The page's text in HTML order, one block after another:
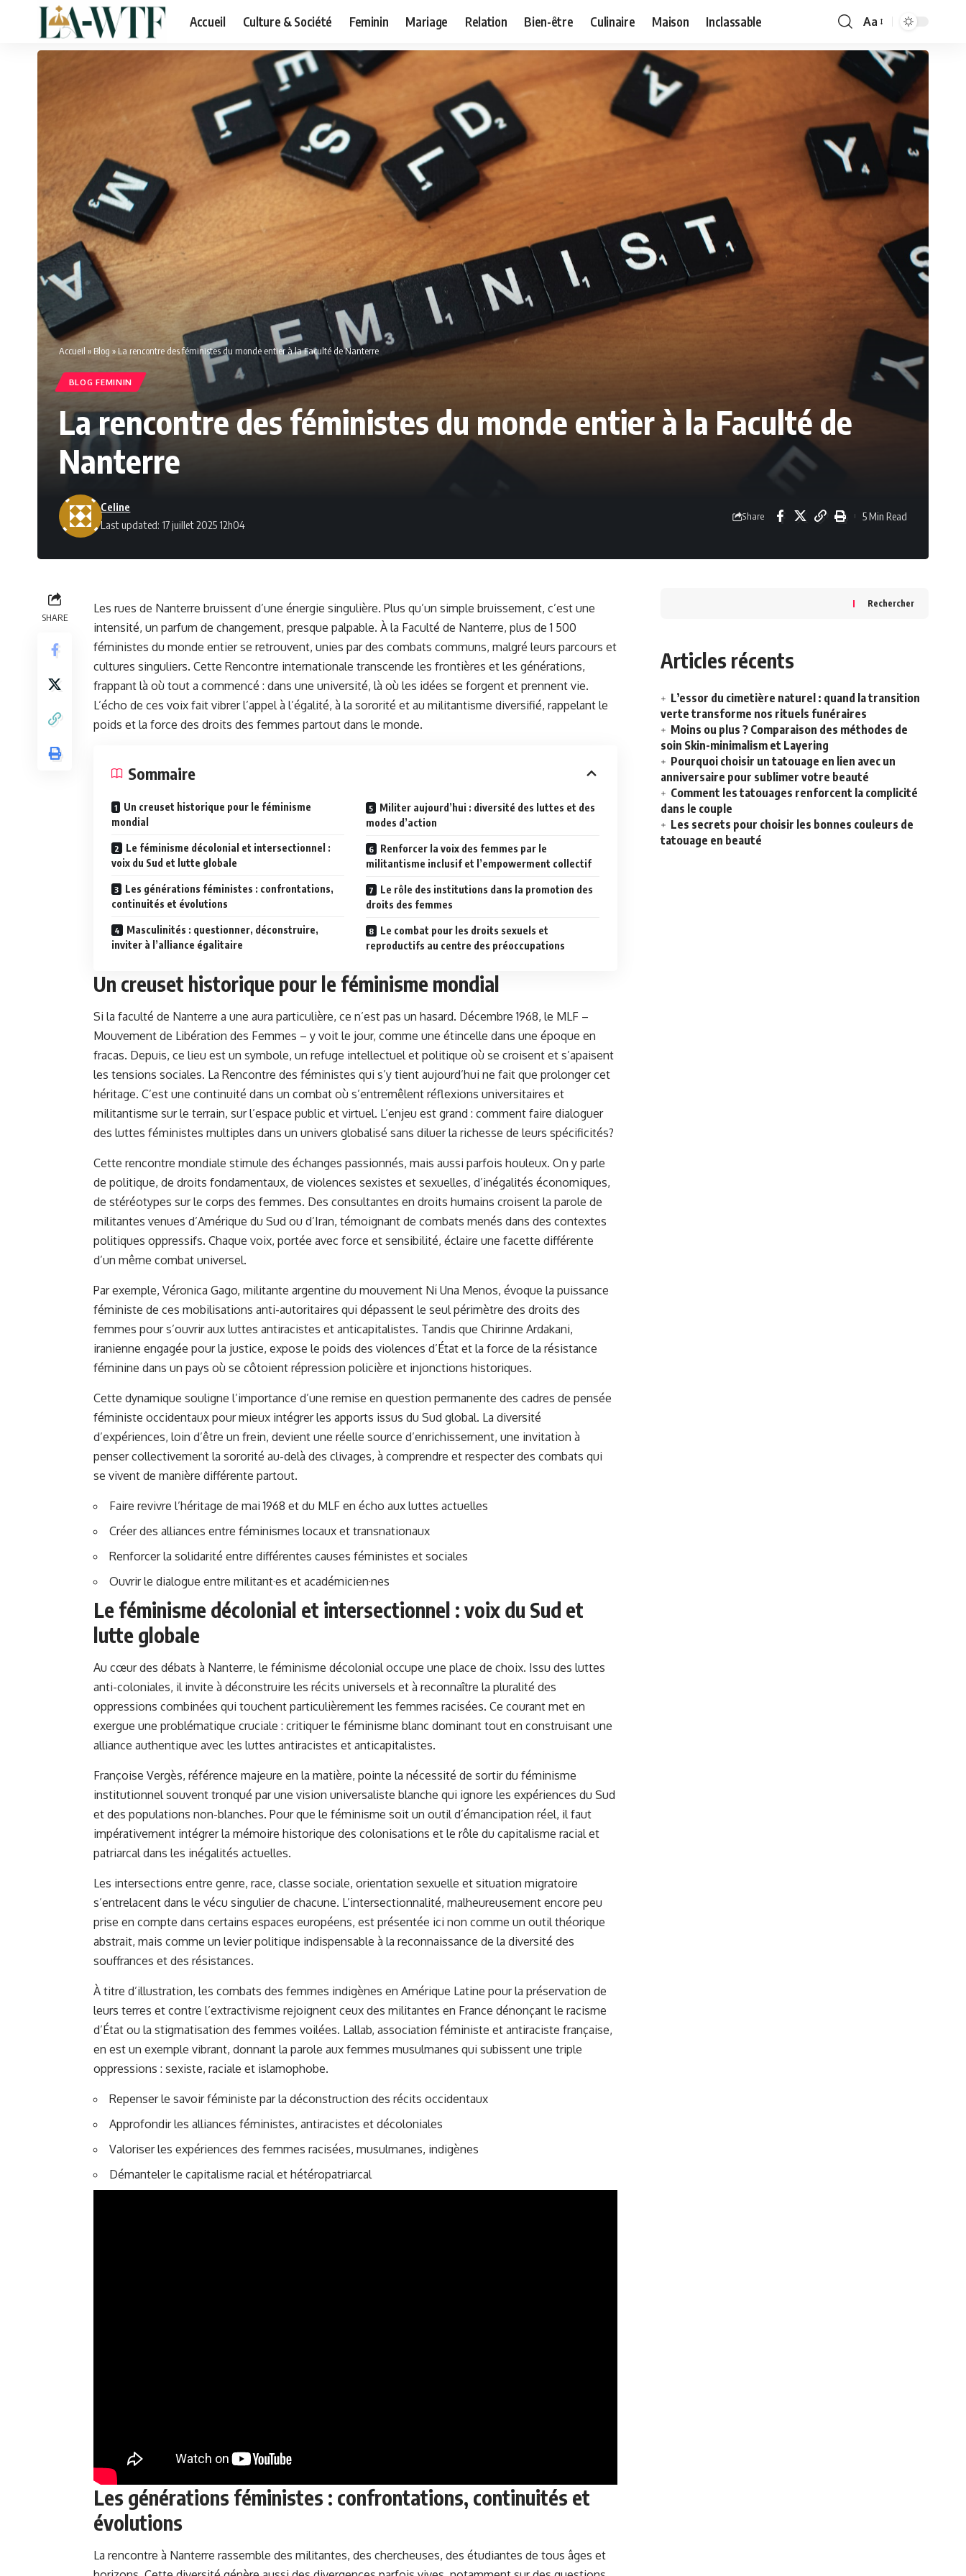
Accueil Culture & Société Feminin Mariage Relation Bien-être Culinaire Maison Inclassable
Font
Resizer
Aa
Accueil » Blog »La rencontre des féministes du monde entier à la Faculté de Nanterre
BLOG FEMININ
La rencontre des féministes du monde entier à la Faculté de
Nanterre
Last updated: 17 juillet 2025 12h04
Celine
Share 5 Min Read
SHARE
Les rues de Nanterre bruissent d’une énergie singulière. Plus qu’un simple bruissement, c’est une
intensité, un parfum de changement, presque palpable. À la Faculté de Nanterre, plus de 1 500
féministes du monde entier se retrouvent, unies par des combats communs, malgré leurs parcours et
cultures singuliers. Cette Rencontre internationale transcende les frontières et les générations,
frappant là où tout a commencé : dans une université, là où les idées se forgent et prennent vie.
L’écho de ces voix fait vibrer l’appel à l’égalité, à la sororité et au militantisme diversifié, rappelant le
poids et la force des droits des femmes partout dans le monde.
Sommaire
Un creuset historique pour le féminisme
mondial
Le féminisme décolonial et intersectionnel :
voix du Sud et lutte globale
Les générations féministes : confrontations,
continuités et évolutions
Masculinités : questionner, déconstruire,
inviter à l’alliance égalitaire
Militer aujourd’hui : diversité des luttes et des
modes d’action
Renforcer la voix des femmes par le
militantisme inclusif et l’empowerment collectif
Le rôle des institutions dans la promotion des
droits des femmes
Le combat pour les droits sexuels et
reproductifs au centre des préoccupations
Un creuset historique pour le féminisme mondial
Si la faculté de Nanterre a une aura particulière, ce n’est pas un hasard. Décembre 1968, le MLF –
Mouvement de Libération des Femmes – y voit le jour, comme une étincelle dans une époque en
fracas. Depuis, ce lieu est un symbole, un refuge intellectuel et politique où se croisent et s’apaisent
les tensions sociales. La Rencontre des féministes qui s’y tient aujourd’hui ne fait que prolonger cet
héritage. C’est une continuité dans un combat où s’entremêlent réflexions universitaires et
militantisme sur le terrain, sur l’espace public et virtuel. L’enjeu est grand : comment faire dialoguer
des luttes féministes multiples dans un univers globalisé sans diluer la richesse de leurs spécificités?
Cette rencontre mondiale stimule des échanges passionnés, mais aussi parfois houleux. On y parle
de politique, de droits fondamentaux, de violences sexistes et sexuelles, d’inégalités économiques,
de stéréotypes sur le corps des femmes. Des consultantes en droits humains croisent la parole de
militantes venues d’Amérique du Sud ou d’Iran, témoignant de combats menés dans des contextes
politiques oppressifs. Chaque voix, portée avec force et sensibilité, éclaire une facette différente
d’un même combat universel.
Par exemple, Véronica Gago, militante argentine du mouvement Ni Una Menos, évoque la puissance
féministe de ces mobilisations anti-autoritaires qui dépassent le seul périmètre des droits des
femmes pour s’ouvrir aux luttes antiracistes et anticapitalistes. Tandis que Chirinne Ardakani,
iranienne engagée pour la justice, expose le poids des violences d’État et la force de la résistance
féminine dans un pays où se côtoient répression policière et injonctions historiques.
Cette dynamique souligne l’importance d’une remise en question permanente des cadres de pensée
féministe occidentaux pour mieux intégrer les apports issus du Sud global. La diversité
d’expériences, loin d’être un frein, devient une réelle source d’enrichissement, une invitation à
penser collectivement la sororité au-delà des clivages, à comprendre et respecter des combats qui
se vivent de manière différente partout.
Faire revivre l’héritage de mai 1968 et du MLF en écho aux luttes actuelles
Créer des alliances entre féminismes locaux et transnationaux
Renforcer la solidarité entre différentes causes féministes et sociales
Ouvrir le dialogue entre militant·es et académicien·nes
Le féminisme décolonial et intersectionnel : voix du Sud et
lutte globale
Au cœur des débats à Nanterre, le féminisme décolonial occupe une place de choix. Issu des luttes
anti-coloniales, il invite à déconstruire les récits universels et à reconnaître la pluralité des
oppressions combinées qui touchent particulièrement les femmes racisées. Ce courant met en
exergue une problématique cruciale : critiquer le féminisme blanc dominant tout en construisant une
alliance authentique avec les luttes antiracistes et anticapitalistes.
Françoise Vergès, référence majeure en la matière, pointe la nécessité de sortir du féminisme
institutionnel souvent tronqué par une vision universaliste blanche qui ignore les expériences du Sud
et des populations non-blanches. Pour que le féminisme soit un outil d’émancipation réel, il faut
impérativement intégrer la mémoire historique des colonisations et le rôle du capitalisme racial et
patriarcal dans les inégalités actuelles.
Les intersections entre genre, race, classe sociale, orientation sexuelle et situation migratoire
s’entrelacent dans le vécu singulier de chacune. L’intersectionnalité, malheureusement encore peu
prise en compte dans certains espaces européens, est présentée ici non comme un outil théorique
abstrait, mais comme un levier politique indispensable à la reconnaissance de la diversité des
souffrances et des résistances.
À titre d’illustration, les combats des femmes indigènes en Amérique Latine pour la préservation de
leurs terres et contre l’extractivisme rejoignent ceux des militantes en France dénonçant le racisme
d’État ou la stigmatisation des femmes voilées. Lallab, association féministe et antiraciste française,
en est un exemple vibrant, donnant la parole aux femmes musulmanes qui subissent une triple
oppressions : sexiste, raciale et islamophobe.
Repenser le savoir féministe par la déconstruction des récits occidentaux
Approfondir les alliances féministes, antiracistes et décoloniales
Valoriser les expériences des femmes racisées, musulmanes, indigènes
Démanteler le capitalisme racial et hétéropatriarcal
Les générations féministes : confrontations, continuités et
évolutions
La rencontre à Nanterre rassemble des militantes, des chercheuses, des étudiantes de tous âges et
Rechercher
Articles récents
L’essor du cimetière naturel : quand la transition
verte transforme nos rituels funéraires
Moins ou plus ? Comparaison des méthodes de
soin Skin-minimalism et Layering
Pourquoi choisir un tatouage en lien avec un
anniversaire pour sublimer votre beauté
Comment les tatouages renforcent la complicité
dans le couple
Les secrets pour choisir les bonnes couleurs de
tatouage en beauté